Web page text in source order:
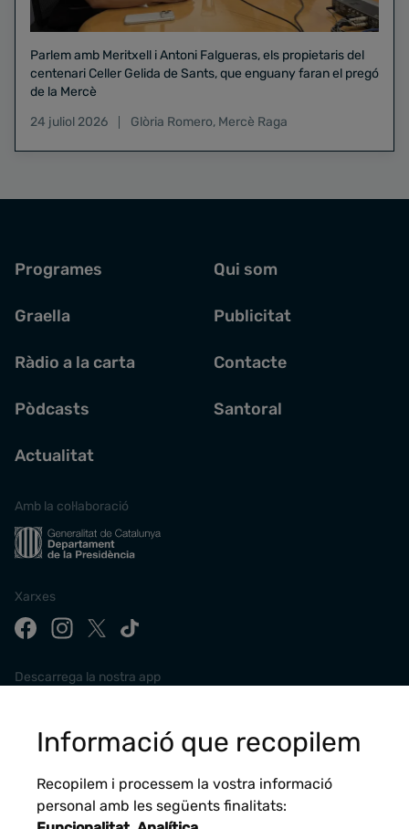
Parlem amb Meritxell i Antoni Falgueras, els propietaris del
centenari Celler Gelida de Sants, que enguany faran el pregó
de la Mercè
24 juliol 2026
Glòria Romero, Mercè Raga
Programes
Graella
Ràdio a la carta
Pòdcasts
Actualitat
Qui som
Publicitat
Contacte
Santoral
Amb la col·laboració
Xarxes
Descarrega la nostra app
Informació que recopilem
Recopilem i processem la vostra informació
personal amb les següents finalitats: